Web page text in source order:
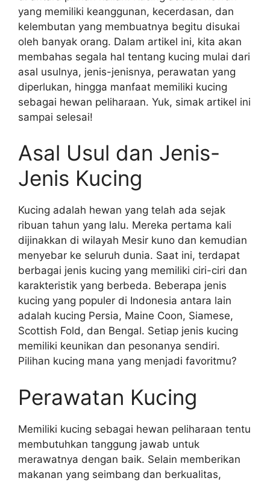
yang memiliki keanggunan, kecerdasan, dan
kelembutan yang membuatnya begitu disukai
oleh banyak orang. Dalam artikel ini, kita akan
membahas segala hal tentang kucing mulai dari
asal usulnya, jenis-jenisnya, perawatan yang
diperlukan, hingga manfaat memiliki kucing
sebagai hewan peliharaan. Yuk, simak artikel ini
sampai selesai!
Asal Usul dan Jenis-
Jenis Kucing
Kucing adalah hewan yang telah ada sejak
ribuan tahun yang lalu. Mereka pertama kali
dijinakkan di wilayah Mesir kuno dan kemudian
menyebar ke seluruh dunia. Saat ini, terdapat
berbagai jenis kucing yang memiliki ciri-ciri dan
karakteristik yang berbeda. Beberapa jenis
kucing yang populer di Indonesia antara lain
adalah kucing Persia, Maine Coon, Siamese,
Scottish Fold, dan Bengal. Setiap jenis kucing
memiliki keunikan dan pesonanya sendiri.
Pilihan kucing mana yang menjadi favoritmu?
Perawatan Kucing
Memiliki kucing sebagai hewan peliharaan tentu
membutuhkan tanggung jawab untuk
merawatnya dengan baik. Selain memberikan
makanan yang seimbang dan berkualitas,